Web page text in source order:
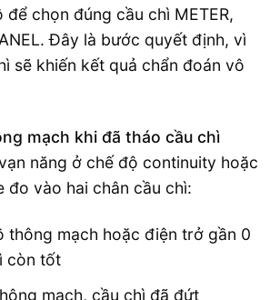
chọn đúng cầu chì METER,
Đây là bước quyết định, vì
sẽ khiến kết quả chẩn đoán vô
mạch khi đã tháo cầu chì
năng ở chế độ continuity hoặc
đo vào hai chân cầu chì:
thông mạch hoặc điện trở gần 0
còn tốt
mạch, cầu chì đã đứt